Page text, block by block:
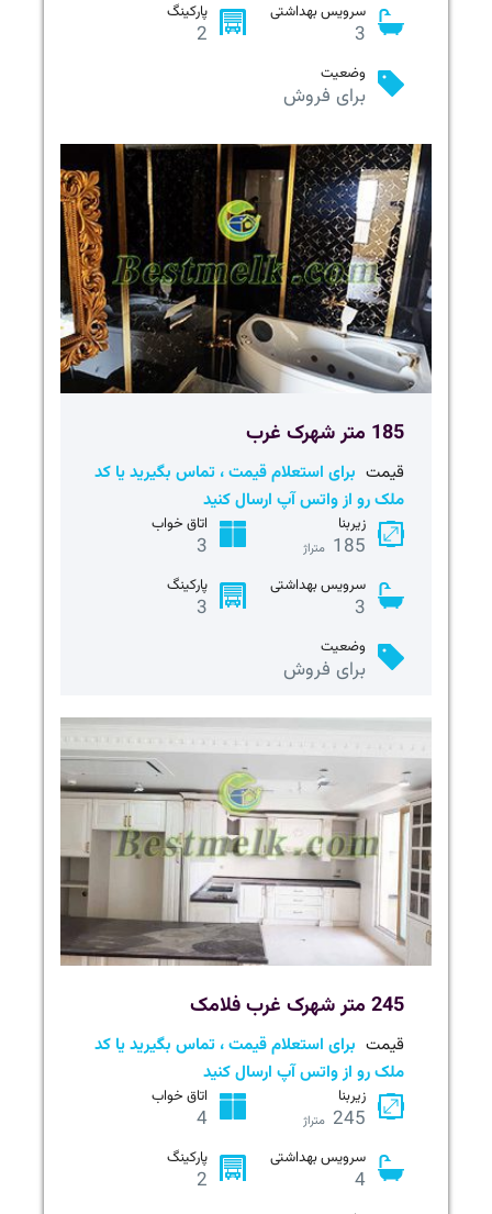
سرویس بهداشتی
3
پارکینگ
2
وضعیت
برای فروش
185 متر شهرک غرب
قیمت برای استعلام قیمت ، تماس بگیرید یا کد
ملک رو از واتس آپ ارسال کنید
زیربنا
185 متراژ
اتاق خواب
3
سرویس بهداشتی
3
پارکینگ
3
وضعیت
برای فروش
245 متر شهرک غرب فلامک
قیمت برای استعلام قیمت ، تماس بگیرید یا کد
ملک رو از واتس آپ ارسال کنید
زیربنا
245 متراژ
اتاق خواب
4
سرویس بهداشتی
4
پارکینگ
2